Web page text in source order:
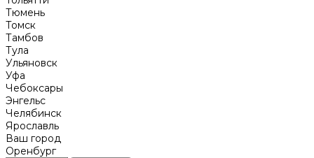
Тюмень
Томск
Тамбов
Тула
Ульяновск
Уфа
Чебоксары
Энгельс
Челябинск
Ярославль
Ваш город
Оренбург